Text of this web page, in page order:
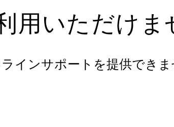
用いただけま
インサポートを提供できま